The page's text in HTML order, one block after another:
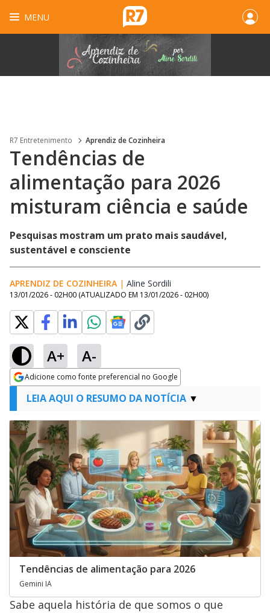
MENU
R7 Entretenimento Aprendiz de Cozinheira
Tendências de
alimentação para 2026
misturam ciência e saúde
Pesquisas mostram um prato mais saudável,
sustentável e consciente
APRENDIZ DE COZINHEIRA | Aline Sordili
13/01/2026 - 02H00 (ATUALIZADO EM 13/01/2026 - 02H00)
A+ A-
Adicione como fonte preferencial no Google
Opens in new window
LEIA AQUI O RESUMO DA NOTÍCIA
Tendências de alimentação para 2026
Gemini IA
Sabe aquela história de que somos o que